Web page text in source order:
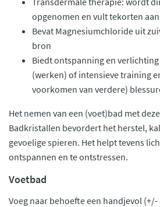
opgenomen en vult tekorten
Bevat Magnesiumchloride uit
bron
Biedt ontspanning en verlichting
(werken) of intensieve training
voorkomen van verdere)
Het nemen van een (voet)bad met
Badkristallen bevordert het herstel,
gevoelige spieren. Het helpt tevens
ontspannen en te ontstressen.
Voetbad
Voeg naar behoefte een handjevol (+/-